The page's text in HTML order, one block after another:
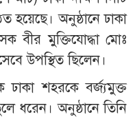
হয়েছে। অনুষ্ঠানে ঢাকা
বীর মুক্তিযোদ্ধা মোঃ
উপস্থিত ছিলেন।
ঢাকা শহরকে বর্জ্যমুক্ত
ধরেন। অনুষ্ঠানে তিনি